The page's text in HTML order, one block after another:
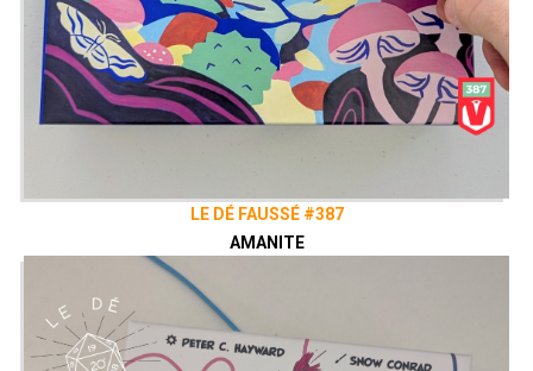
LE DÉ FAUSSÉ #387
AMANITE